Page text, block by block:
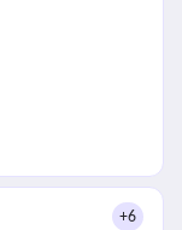
+6